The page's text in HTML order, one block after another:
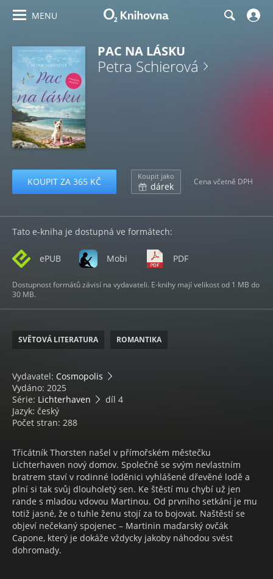
MENU
PAC NA LÁSKU
Petra Schierová
KOUPIT ZA 365 KČ Koupit jako
dárek Cena včetně DPH
Tato e-kniha je dostupná ve formátech:
ePUB Mobi PDF
Dostupnost formátů závisí na vydavateli. E-knihy mají velikost od 1 MB do
30 MB.
SVĚTOVÁ LITERATURA ROMANTIKA
Vydavatel: Cosmopolis
Vydáno: 2025
Série: Lichterhaven
díl 4
Jazyk: český
Počet stran: 288
Třicátník Thorsten našel v přímořském městečku
Lichterhaven nový domov. Společně se svým nevlastním
bratrem staví v rodinné loděnici vyhlášené dřevěné lodě a
plní si tak svůj dlouholetý sen. Ke štěstí mu chybí už jen
rande s mladou vdovou Martinou. Od prvního setkání je mu
totiž jasné, že o tuhle ženu stojí za to bojovat. Naštěstí se
objeví nečekaný spojenec – Martinin maďarský ovčák
Capone, který je dokáže vždycky jakoby náhodou svést
dohromady.